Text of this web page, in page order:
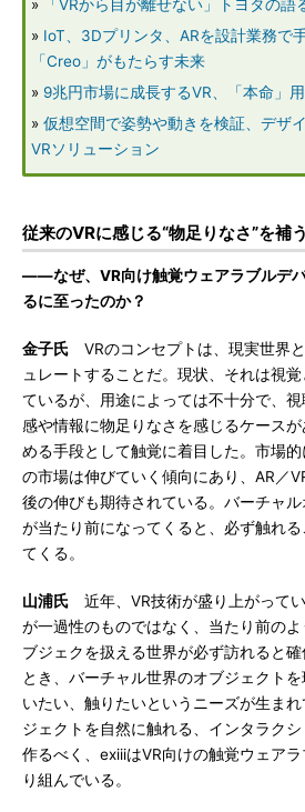
»
「VRから目が離せない」トヨタの語
» IoT、3Dプリンタ、ARを設計業務で
「Creo」がもたらす未来
» 9兆円市場に成長するVR、「本命」
» 仮想空間で姿勢や動きを検証、デザ
VRソリューション
従来のVRに感じる“物足りなさ”を補
――なぜ、VR向け触覚ウェアラブルデ
るに至ったのか？
金子氏 VRのコンセプトは、現実世界
ュレートすることだ。現状、それは視
ているが、用途によっては不十分で、
感や情報に物足りなさを感じるケース
める手段として触覚に着目した。市場
の市場は伸びていく傾向にあり、AR／
後の伸びも期待されている。バーチャ
が当たり前になってくると、必ず触れ
てくる。
山浦氏 近年、VR技術が盛り上がって
が一過性のものではなく、当たり前の
ブジェクを扱える世界が必ず訪れると
とき、バーチャル世界のオブジェクト
いたい、触りたいというニーズが生ま
ジェクトを自然に触れる、インタラク
作るべく、exiiiはVR向けの触覚ウェア
り組んでいる。